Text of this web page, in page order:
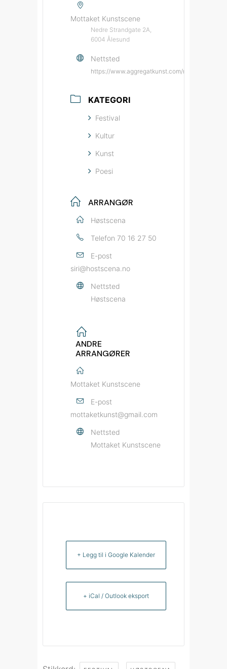
Mottaket Kunstscene
Nedre Strandgate 2A,
6004 Ålesund
Nettsted
https://www.aggregatkunst.com/mottaket-
KATEGORI
Festival
Kultur
Kunst
Poesi
ARRANGØR
Høstscena
Telefon 70 16 27 50
E-post
siri@hostscena.no
Nettsted
Høstscena
ANDRE
ARRANGØRER
Mottaket Kunstscene
E-post
mottaketkunst@gmail.com
Nettsted
Mottaket Kunstscene
+ Legg til i Google Kalender
+ iCal / Outlook eksport